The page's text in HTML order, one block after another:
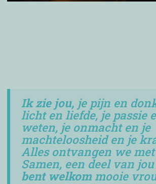
Ik zie jou, je pijn en
licht en liefde, je passie
weten, je onmacht en je
machteloosheid en je
Alles ontvangen we
Samen, een deel van
bent welkom mooie